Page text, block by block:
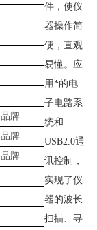
品牌
品牌
品牌
件，使仪
器操作简
便，直观
易懂。应
用*的电
子电路系
统和
USB2.0通
讯控制，
实现了仪
器的波长
扫描、寻